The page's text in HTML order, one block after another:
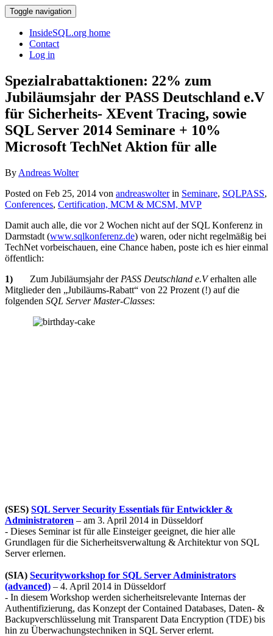
Toggle navigation
InsideSQL.org home
Contact
Log in
Spezialrabattaktionen: 22% zum
Jubiläumsjahr der PASS Deutschland e.V
für Sicherheits- XEvent Tracing, sowie
SQL Server 2014 Seminare + 10%
Microsoft TechNet Aktion für alle
By Andreas Wolter
Posted on Feb 25, 2014 von andreaswolterin Seminare, SQLPASS,
Conferences, Certification, MCM & MCSM, MVP
Damit auch alle, die vor 2 Wochen nicht auf der SQL Konferenz in
Darmstadt (www.sqlkonferenz.de) waren, oder nicht regelmäßig bei
TechNet vorbeischauen, eine Chance haben, poste ich es hier einmal
öffentlich:
1)
Zum Jubiläumsjahr der PASS Deutschland e.Verhalten alle
Mitglieder den „Jubiläums-Rabatt“ von 22 Prozent (!) auf die
folgenden SQL Server Master-Classes:
(SES) SQL Server Security Essentials für Entwickler &
Administratoren – am 3. April 2014 in Düsseldorf
- Dieses Seminar ist für alle Einsteiger geeignet, die hier alle
Grundlagen für die Sicherheitsverwaltung & Architektur von SQL
Server erlernen.
(SIA) Securityworkshop for SQL Server Administrators
(advanced) – 4. April 2014 in Düsseldorf
- In diesem Workshop werden sicherheitsrelevante Internas der
Authentifizierung, das Konzept der Contained Databases, Daten- &
Backupverschlüsselung mit Transparent Data Encryption (TDE) bis
hin zu Überwachungstechniken in SQL Server erlernt.